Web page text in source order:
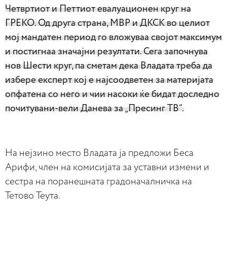
Четвртиот и Петтиот евалуационен круг на
ГРЕКО. Од друга страна, МВР и ДКСК во целиот
мој мандатен период го вложуваа својот максимум
и постигнаа значајни резултати. Сега започнува
нов Шести круг, па сметам дека Владата треба да
избере експерт кој е најсоодветен за материјата
опфатена со него и чии насоки ќе бидат доследно
почитувани-вели Данева за „Пресинг ТВ“.
На нејзино место Владата ја предложи Беса
Арифи, член на комисијата за уставни измени и
сестра на поранешната градоначалничка на
Тетово Теута.